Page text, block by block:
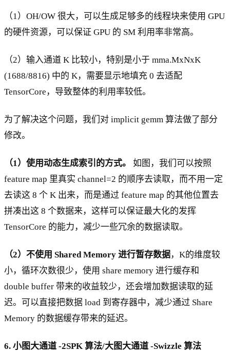
（1）OH/OW 很大，可以生成足够多的线程块来使用 GPU
的硬件资源，可以保证 GPU 的 SM 利用率非常高。
（2）输入通道 K 比较小，特别是小于 mma.MxNxK
(1688/8816) 中的 K，需要显示地填充 0 去适配
TensorCore，导致整体的利用率较低。
为了解决这个问题，我们对 implicit gemm 算法做了部分
修改。
（1）使用动态生成索引的方式。
如图，我们可以按照
feature map 里真实 channel=2 的顺序去读取，而不用一定
去读这 8 个 K 出来，而是通过 feature map 的其他位置去
拼凑出这 8 个数据来，这样可以保证最大化的发挥
TensorCore 的能力，减少一些冗余的数据读取。
（2）不使用 Shared Memory 进行暂存数据，K的维度较
小，循环次数很少，使用 share memory 进行缓存和
double buffer 带来的收益较少，还会增加数据读取的延
迟。可以直接把数据 load 到寄存器中，减少通过 Share
Memory 的数据缓存带来的延迟。
6. 小图大通道 -2SPK 算法/大图大通道 -Swizzle 算法